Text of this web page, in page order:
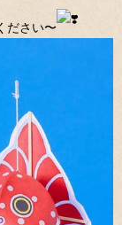
ださい〜